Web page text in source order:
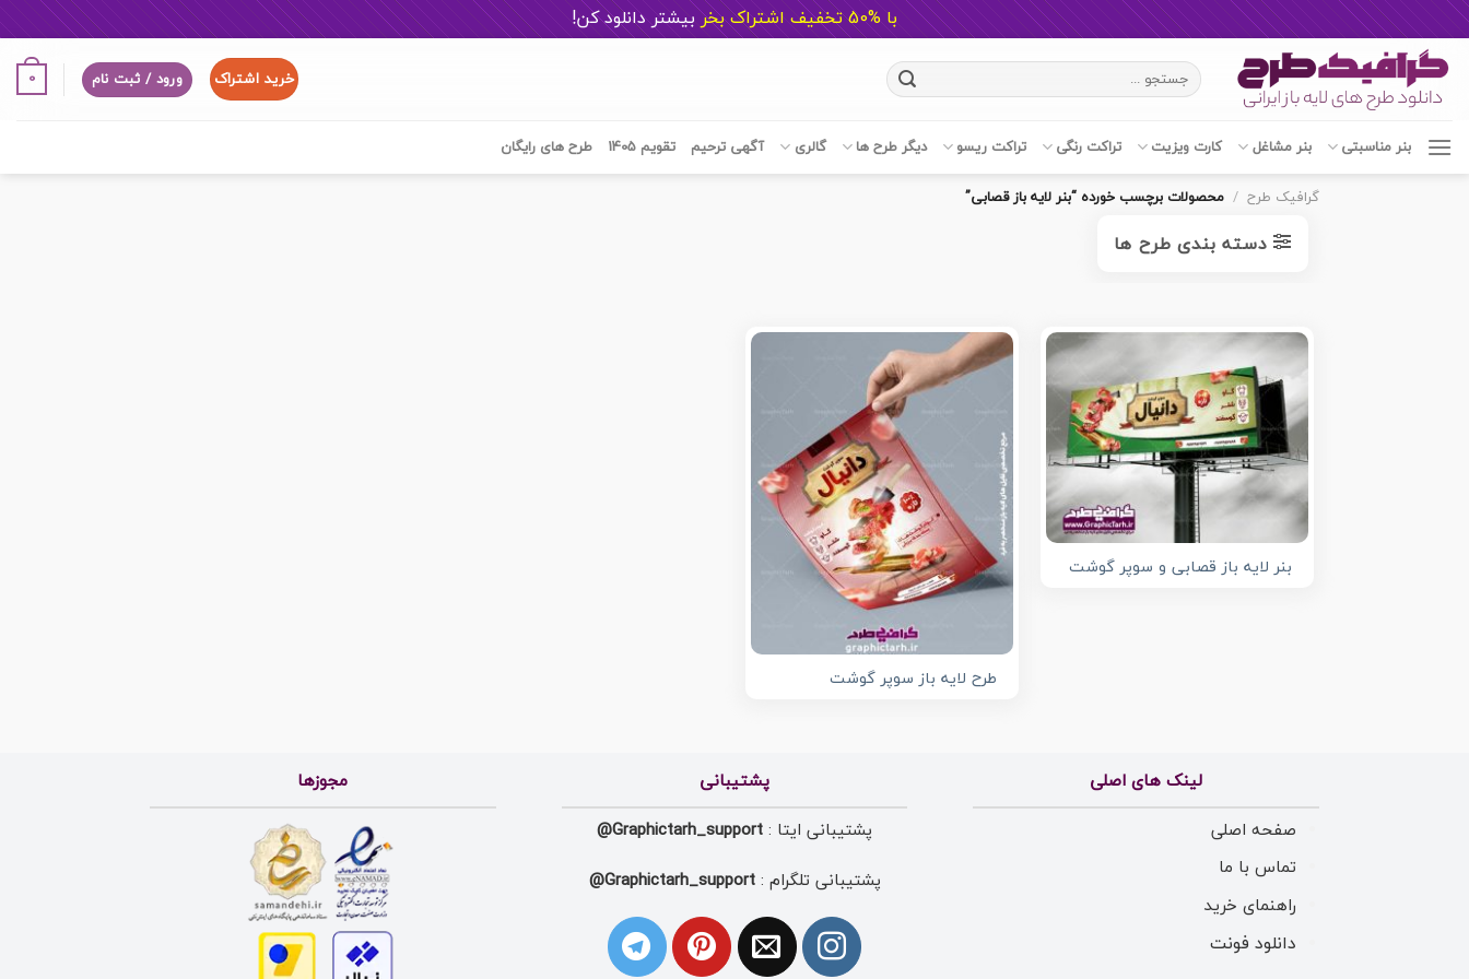
با %50 تخفیف اشتراک بخر بیشتر دانلود کن!
content
جستجو
برای:
خرید اشتراک ورود / ثبت نام 0
بنر مناسبتی بنر مشاغل کارت ویزیت تراکت رنگی تراکت ریسو دیگر طرح ها گالری آگهی ترحیم تقویم 1405 طرح های رایگان
گرافیک طرح / محصولات برچسب خورده “بنر لایه باز قصابی”
دسته بندی طرح ها
بنر لایه باز قصابی و سوپر گوشت
طرح لایه باز سوپر گوشت
لینک های اصلی
صفحه اصلی
تماس با ما
راهنمای خرید
دانلود فونت
پشتیبانی
پشتیبانی ایتا : Graphictarh_support@
پشتیبانی تلگرام :Graphictarh_support@
مجوزها